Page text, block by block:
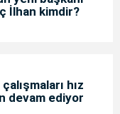
İlhan kimdir?
hız
devam ediyor